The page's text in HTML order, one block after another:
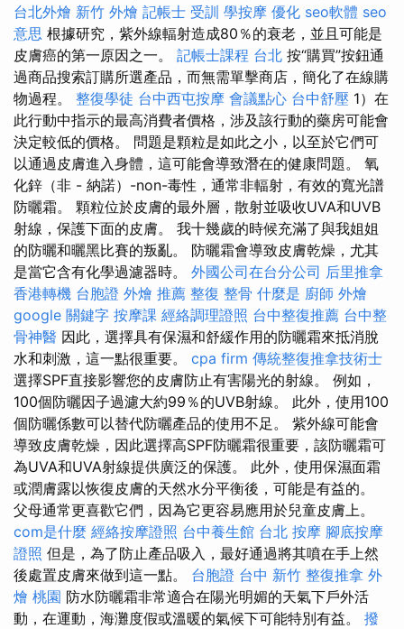
台北外燴 新竹 外燴 記帳士 受訓 學按摩 優化 seo軟體 seo
意思 根據研究，紫外線輻射造成80％的衰老，並且可能是
皮膚癌的第一原因之一。 記帳士課程 台北 按“購買”按鈕通
過商品搜索訂購所選產品，而無需單擊商店，簡化了在線購
物過程。 整復學徒 台中西屯按摩 會議點心 台中舒壓 1）在
此行動中指示的最高消費者價格，涉及該行動的藥房可能會
決定較低的價格。 問題是顆粒是如此之小，以至於它們可
以通過皮膚進入身體，這可能會導致潛在的健康問題。 氧
化鋅（非 - 納諾）-non-毒性，通常非輻射，有效的寬光譜
防曬霜。 顆粒位於皮膚的最外層，散射並吸收UVA和UVB
射線，保護下面的皮膚。 我十幾歲的時候充滿了與我姐姐
的防曬和曬黑比賽的叛亂。 防曬霜會導致皮膚乾燥，尤其
是當它含有化學過濾器時。 外國公司在台分公司 后里推拿
香港轉機 台胞證 外燴 推薦 整復 整骨 什麼是 廚師 外燴
google 關鍵字 按摩課 經絡調理證照 台中整復推薦 台中整
骨神醫 因此，選擇具有保濕和舒緩作用的防曬霜來抵消脫
水和刺激，這一點很重要。 cpa firm 傳統整復推拿技術士
選擇SPF直接影響您的皮膚防止有害陽光的射線。 例如，
100個防曬因子過濾大約99％的UVB射線。 此外，使用100
個防曬係數可以替代防曬產品的使用不足。 紫外線可能會
導致皮膚乾燥，因此選擇高SPF防曬霜很重要，該防曬霜可
為UVA和UVA射線提供廣泛的保護。 此外，使用保濕面霜
或潤膚露以恢復皮膚的天然水分平衡後，可能是有益的。
父母通常更喜歡它們，因為它更容易應用於兒童皮膚上。
com是什麼 經絡按摩證照 台中養生館 台北 按摩 腳底按摩
證照 但是，為了防止產品吸入，最好通過將其噴在手上然
後處置皮膚來做到這一點。 台胞證 台中 新竹 整復推拿 外
燴 桃園 防水防曬霜非常適合在陽光明媚的天氣下戶外活
動，在運動，海灘度假或溫暖的氣候下可能特別有益。 撥